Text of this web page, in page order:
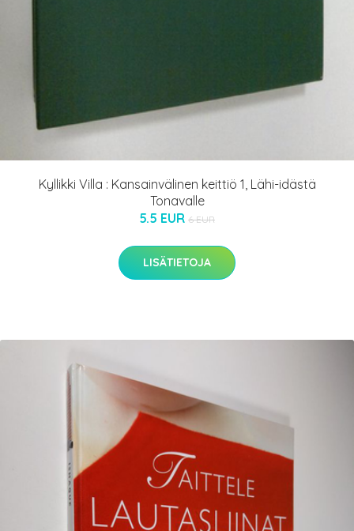
Kyllikki Villa : Kansainvälinen keittiö 1, Lähi-idästä
Tonavalle
5.5 EUR 6 EUR
LISÄTIETOJA